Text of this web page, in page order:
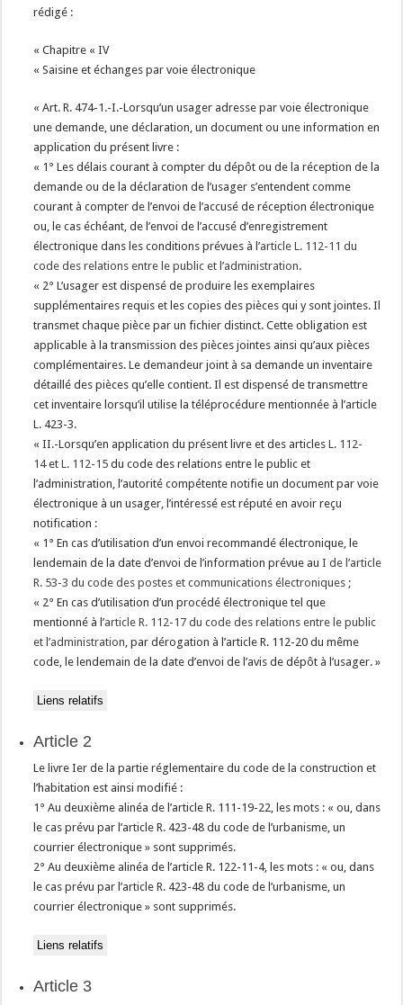
rédigé :
« Chapitre « IV
« Saisine et échanges par voie électronique
« Art. R. 474-1.-I.-Lorsqu’un usager adresse par voie électronique
une demande, une déclaration, un document ou une information en
application du présent livre :
« 1° Les délais courant à compter du dépôt ou de la réception de la
demande ou de la déclaration de l’usager s’entendent comme
courant à compter de l’envoi de l’accusé de réception électronique
ou, le cas échéant, de l’envoi de l’accusé d’enregistrement
électronique dans les conditions prévues à l’article L. 112-11 du
code des relations entre le public et l’administration.
« 2° L’usager est dispensé de produire les exemplaires
supplémentaires requis et les copies des pièces qui y sont jointes. Il
transmet chaque pièce par un fichier distinct. Cette obligation est
applicable à la transmission des pièces jointes ainsi qu’aux pièces
complémentaires. Le demandeur joint à sa demande un inventaire
détaillé des pièces qu’elle contient. Il est dispensé de transmettre
cet inventaire lorsqu’il utilise la téléprocédure mentionnée à l’article
L. 423-3.
« II.-Lorsqu’en application du présent livre et des articlesL. 112-
14etL. 112-15du code des relations entre le public et
l’administration, l’autorité compétente notifie un document par voie
électronique à un usager, l’intéressé est réputé en avoir reçu
notification :
« 1° En cas d’utilisation d’un envoi recommandé électronique, le
lendemain de la date d’envoi de l’information prévue auI de l’article
R. 53-3 du code des postes et communications électroniques ;
« 2° En cas d’utilisation d’un procédé électronique tel que
mentionné à l’article R. 112-17 du code des relations entre le public
et l’administration, par dérogation à l’article R. 112-20 du même
code, le lendemain de la date d’envoi de l’avis de dépôt à l’usager. »
Liens relatifs
Article 2
Le livre Ier de la partie réglementaire du code de la construction et
l’habitation est ainsi modifié :
1° Au deuxième alinéa de l’article R. 111-19-22, les mots : « ou, dans
le cas prévu par l’article R. 423-48 du code de l’urbanisme, un
courrier électronique » sont supprimés.
2° Au deuxième alinéa de l’article R. 122-11-4, les mots : « ou, dans
le cas prévu par l’article R. 423-48 du code de l’urbanisme, un
courrier électronique » sont supprimés.
Liens relatifs
Article 3